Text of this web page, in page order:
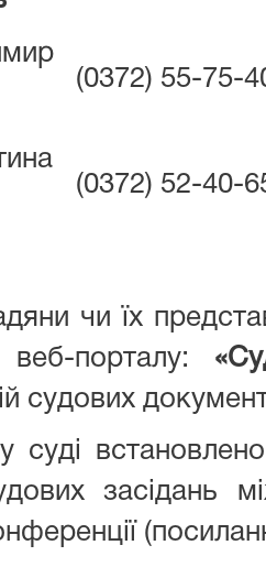
(0372) 55-75-
(0372) 52-40-
чи їх
веб-порталу:
судових
засідань